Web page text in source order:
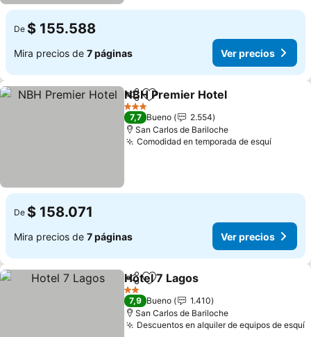
De $ 155.588
Mira precios de 7 páginas Ver precios
CompartirAgregar a favoritos
NBH Premier Hotel
3 Estrellas
7,7 Bueno
2.554
San Carlos de Bariloche
Comodidad en temporada de esquí
De $ 158.071
Mira precios de 7 páginas Ver precios
CompartirAgregar a favoritos
Hotel 7 Lagos
2 Estrellas
7,9 Bueno
1.410
San Carlos de Bariloche
Descuentos en alquiler de equipos de esquí